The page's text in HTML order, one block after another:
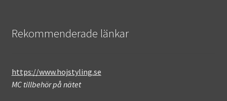
Rekommenderade länkar
https://www.hojstyling.se
MC tillbehör på nätet